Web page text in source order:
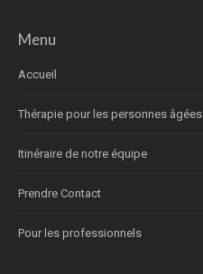
Menu
Accueil
Thérapie pour les personnes âgées
Itinéraire de notre équipe
Prendre Contact
Pour les professionnels